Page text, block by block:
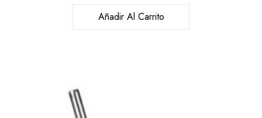
Añadir Al Carrito